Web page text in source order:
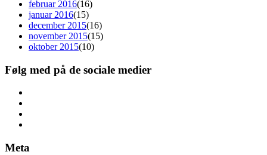
februar 2016(16)
januar 2016(15)
december 2015(16)
november 2015(15)
oktober 2015(10)
Følg med på de sociale medier
Meta